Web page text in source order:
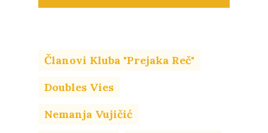
Članovi Kluba "Prejaka Reč"
Doubles Vies
Nemanja Vujičić